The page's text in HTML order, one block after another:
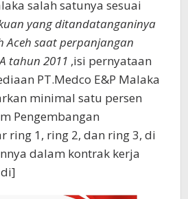
salah satunya sesuai
yang ditandatanganinya
Aceh saat perpanjangan
tahun 2011 ,isi pernyataan
PT.Medco E&P Malaka
minimal satu persen
Pengembangan
ring 1, ring 2, dan ring 3, di
dalam kontrak kerja